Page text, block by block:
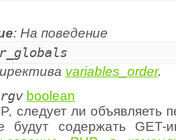
: На поведение
variables_order.
boolean
следует ли объявляеть
будут содержать